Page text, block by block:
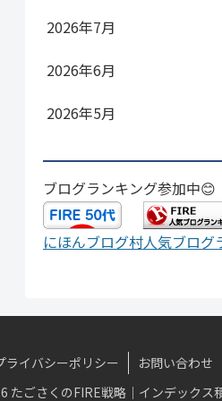
2026年7月
2026年6月
2026年5月
ブログランキング参加中😊
にほんブログ村人気ブログ
ライバシーポリシー お問い合わせ
たごさくのFIRE戦略｜インデックス